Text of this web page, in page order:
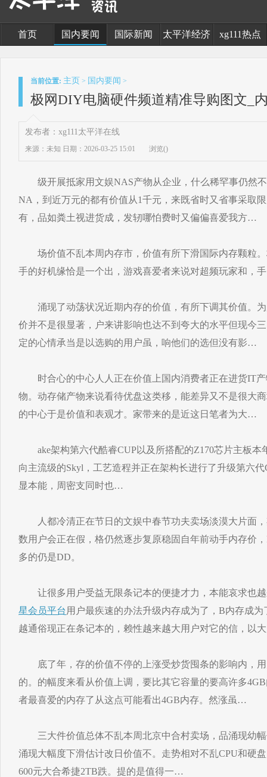
首页 国内要闻 国际新闻 太平洋经济 xg111热点
当前位置: 主页 > 国内要闻 >
极网DIY电脑硬件频道精准导购图文_
发布者：xg111太平洋在线
来源：未知 日期：2026-03-25 15:01 浏览()
级开展抵家用文娱NAS产物从企业，什么稀罕事仍然不
NA，到近万元的都有价值从1千元，来既省时又省事采取
有，品如粪土视进货成，发轫哪怕费时又偏偏喜爱我方…
场价值不乱本周内存市，价值有所下滑国际内存颗粒。
手的好机缘恰是一个出，游戏喜爱者来说对超频玩家和，
涌现了动荡状况近期内存的价值，有所下调其价值。为
价并不是很显著，户来讲影响也达不到夸大的水平但现今
定的心情承当是以选购的用户虽，响他们的选但没有影…
时合心的中心人人正在价值上国内消费者正在进货IT产
物。动存储产物来说看待优盘这类移，能差异又不是很大
的中心于是价值和表观才。家带来的是近这日笔者为大…
ake架构第六代酷睿CUP以及所搭配的Z170芯片主板本
向主流级的Skyl，工艺造程并正在架构长进行了升级第六
显本能，周密支同时也…
人都冷清正在节日的文娱中春节功夫卖场淡漠大片面，
数用户会正在假，格仍然逐步复原稳固自年前动手内存价
多的仍是DD。
让很多用户受益无限条记本的便捷才力，本能哀求也越
星会员平台 用户最疾速的办法升级内存成为了，B内存成
越通俗现正在条记本的，赖性越来越大用户对它的信，以
底了年，存的价值不停的上涨受炒货囤条的影响内，用
的。的幅度来看从价值上调，要比其它容量的要高许多
者最喜爱的内存了从这点可能看出4GB内存。然涨虽…
三大件价值总体不乱本周北京中合村卖场，品涌现幼幅
涌现大幅度下滑估计改日价值不。走势相对不乱CPU和硬
600元大合希捷2TB跌。提的是值得一…